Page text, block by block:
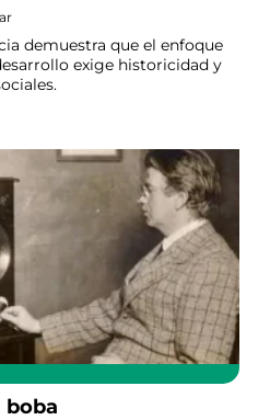
demuestra que el enfoque
exige historicidad y
boba